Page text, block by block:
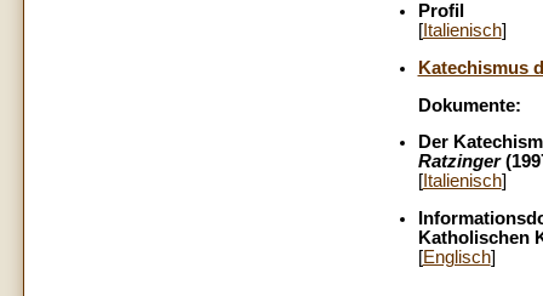
Profil
[Italienisch]
Katechismus
Dokumente:
Der
Ratzinger
[Italienisch]
Katholischen
[Englisch]